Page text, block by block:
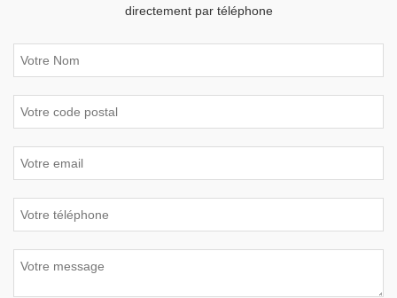
directement par téléphone